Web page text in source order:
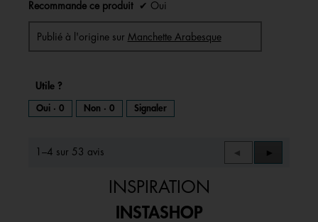
Recommande ce produit ✔ Oui
Publié à l'origine sur Manchette Arabesque
Utile ?
Oui · 0 Non · 0 Signaler
1–4 sur 53 avis
Précédent
Reviews
◄
Suivant
Reviews
►
INSPIRATION
INSTASHOP